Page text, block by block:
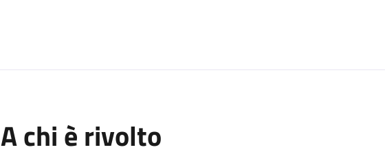
A chi è rivolto